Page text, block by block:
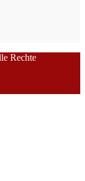
Rechte